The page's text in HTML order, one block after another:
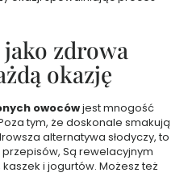
zdrowa
okazję
owocówjest mnogość
tym, że doskonale smakują
alternatywa słodyczy, to
Są rewelacyjnym
i jogurtów. Możesz też